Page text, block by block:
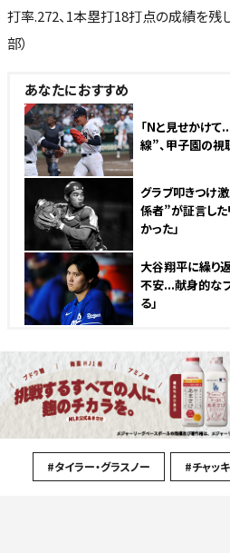
打率.272、1本塁打18打点の成績を残
部）
あなたにおすすめ
NEW
「Nと見せかけ
線”、甲子園の視
グラブ叩きつけ
係者”が証言した
かった」
大谷翔平に繰り
不安...献身的な
る」
#タイラー・グラスノー #チャッ